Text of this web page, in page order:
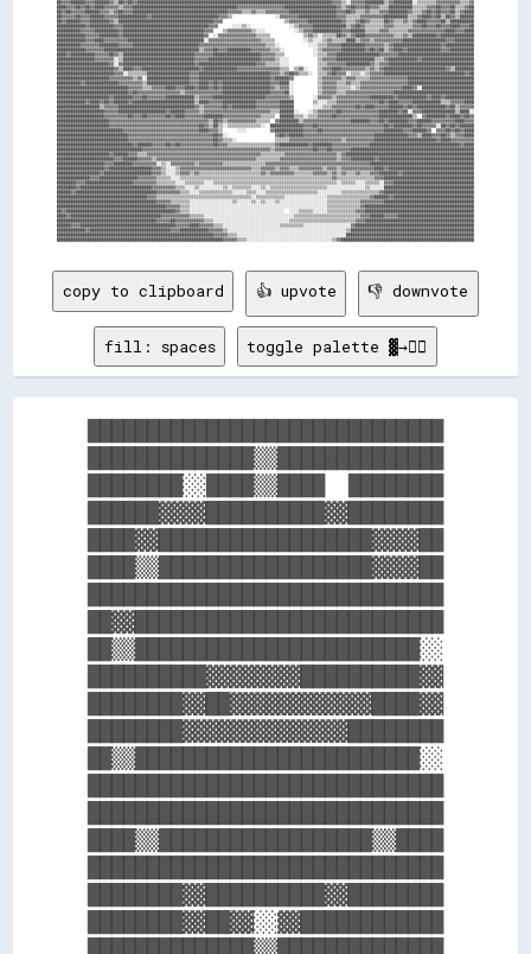
copy to clipboard 👍 upvote 👎 downvote
fill: spaces toggle palette ▓→✊🏽
██████████████▒▒██████████████
████████░░████▒▒████  ████████
██████▓▓▓▓██████████▓▓████████
████▓▓██████████████████▓▓▓▓██
████▒▒██████████████████▓▓▓▓██
██▓▓██████████████████████████
██▒▒████████████████████████░░
██████████▓▓▓▓▓▓▓▓██████████▓▓
████████▓▓██▓▓▓▓▓▓▓▓▓▓▓▓████▓▓
████████▓▓▓▓▓▓▓▓▓▓▓▓▓▓████████
██▒▒████████████████████████░░
████▒▒██████████████████▒▒████
████████▓▓██████████▓▓████████
████████▓▓██▓▓░░▓▓████████████